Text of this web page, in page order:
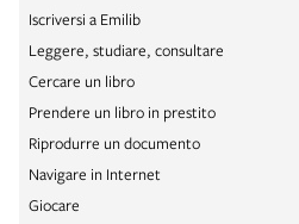
Iscriversi a Emilib
Leggere, studiare, consultare
Cercare un libro
Prendere un libro in prestito
Riprodurre un documento
Navigare in Internet
Giocare